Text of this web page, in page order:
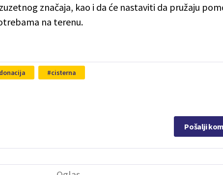
značaja, kao i da će nastaviti da pružaju
na terenu.
donacija cisterna
Pošalji